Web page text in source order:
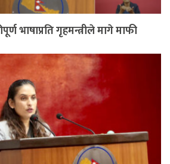
भाषाप्रति गृहमन्त्रीले मागे माफी